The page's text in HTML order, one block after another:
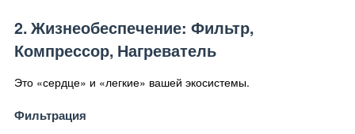
2. Жизнеобеспечение: Фильтр,
Компрессор, Нагреватель
Это «сердце» и «легкие» вашей экосистемы.
Фильтрация